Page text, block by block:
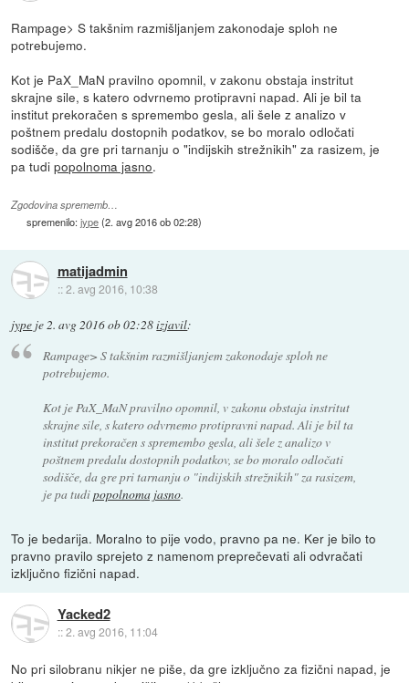
Rampage> S takšnim razmišljanjem zakonodaje sploh ne
potrebujemo.
Kot je PaX_MaN pravilno opomnil, v zakonu obstaja instritut
skrajne sile, s katero odvrnemo protipravni napad. Ali je bil ta
institut prekoračen s spremembo gesla, ali šele z analizo v
poštnem predalu dostopnih podatkov, se bo moralo odločati
sodišče, da gre pri tarnanju o "indijskih strežnikih" za rasizem, je
pa tudipopolnoma jasno.
Zgodovina sprememb…
spremenilo:jype(2. avg 2016 ob 02:28)
matijadmin
::2. avg 2016, 10:38
jype je2. avg 2016 ob 02:28izjavil:
Rampage> S takšnim razmišljanjem zakonodaje sploh ne
potrebujemo.
Kot je PaX_MaN pravilno opomnil, v zakonu obstaja instritut
skrajne sile, s katero odvrnemo protipravni napad. Ali je bil ta
institut prekoračen s spremembo gesla, ali šele z analizo v
poštnem predalu dostopnih podatkov, se bo moralo odločati
sodišče, da gre pri tarnanju o "indijskih strežnikih" za rasizem,
je pa tudipopolnoma jasno.
To je bedarija. Moralno to pije vodo, pravno pa ne. Ker je bilo to
pravno pravilo sprejeto z namenom preprečevati ali odvračati
izključno fizični napad.
Yacked2
::2. avg 2016, 11:04
No pri silobranu nikjer ne piše, da gre izključno za fizični napad, je